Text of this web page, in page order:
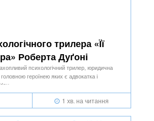
трилера «Її
Роберта Дуґоні
психологічний трилер, юридична
головною героїнею яких є адвокатка і
1 хв. на читання